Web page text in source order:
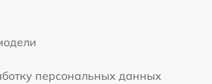
персональных данных